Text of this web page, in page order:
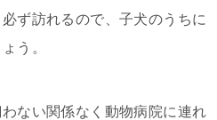
ず訪れるので、子犬のうちに
う。
ない関係なく動物病院に連れ